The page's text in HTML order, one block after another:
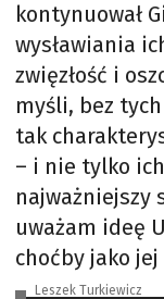
kontynuował
wysławiania
zwięzłość i
myśli, bez
tak
– i nie tylko
najważniejszy
uważam ideę
choćby jako
Leszek Turkiewicz